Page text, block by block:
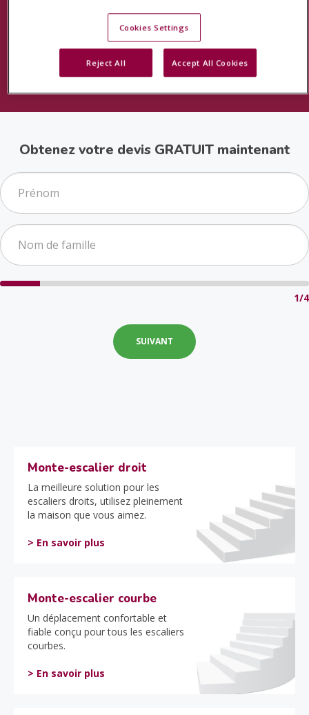
révolutionnaire StairSafe pour votre monte-escalier
Acorn. Cette fonction unique en son genre surveillera
l'activité de votre monte-escalier et vous permettra, à
vous et à votre famille, d'avoir l'esprit tranquille.
Obtenez votre devis GRATUIT maintenant
1/4
Monte-escalier droit
La meilleure solution pour les
escaliers droits, utilisez pleinement
la maison que vous aimez.
> En savoir plus
Monte-escalier courbe
Un déplacement confortable et
fiable conçu pour tous les escaliers
courbes.
> En savoir plus
Cookies Settings
Reject All Accept All Cookies